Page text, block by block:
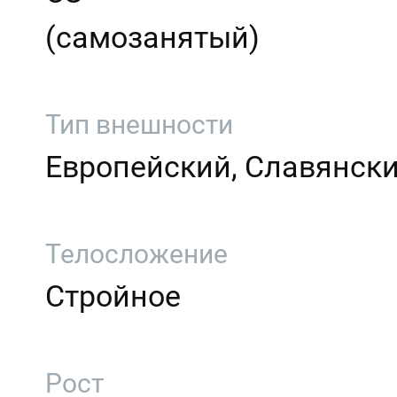
(самозанятый)
Тип внешности
Европейский,
Телосложение
Стройное
Рост